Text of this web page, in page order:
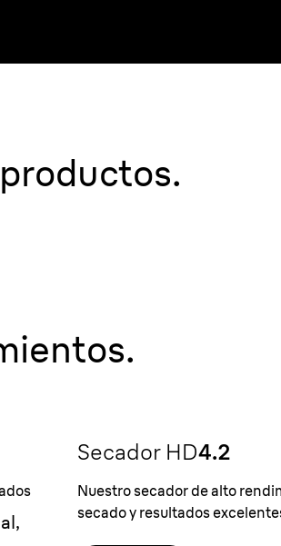
de
Secador HD4.2
Nuestro secador de alto
secado y resultados